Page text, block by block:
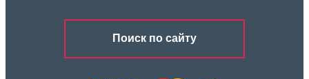
Поиск по сайту